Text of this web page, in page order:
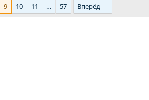
г
и
9 10 11 … 57 Вперёд